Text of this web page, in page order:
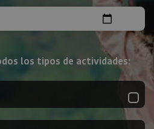
los tipos de actividades: